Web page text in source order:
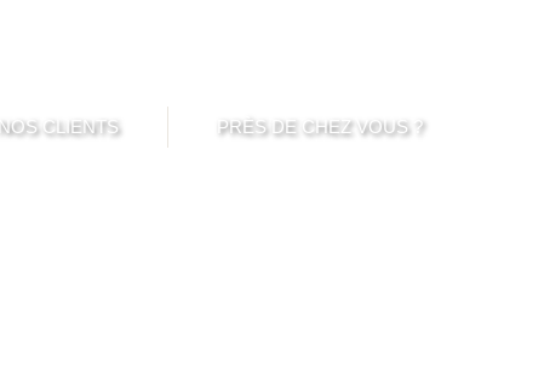
NOS CLIENTS PRÈS DE CHEZ VOUS ?